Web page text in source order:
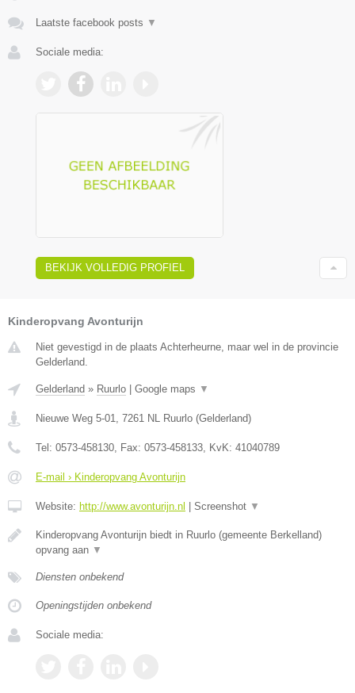
Laatste facebook posts ▼
Sociale media:
BEKIJK VOLLEDIG PROFIEL
Kinderopvang Avonturijn
Niet gevestigd in de plaats Achterheurne, maar wel in de provincie
Gelderland.
Gelderland » Ruurlo Google maps ▼
Nieuwe Weg 5-01, 7261 NL Ruurlo (Gelderland)
Tel: 0573-458130, Fax: 0573-458133, KvK: 41040789
E-mail › Kinderopvang Avonturijn
Website: http://www.avonturijn.nl Screenshot ▼
Kinderopvang Avonturijn biedt in Ruurlo (gemeente Berkelland)
opvang aan ▼
Diensten onbekend
Openingstijden onbekend
Sociale media: